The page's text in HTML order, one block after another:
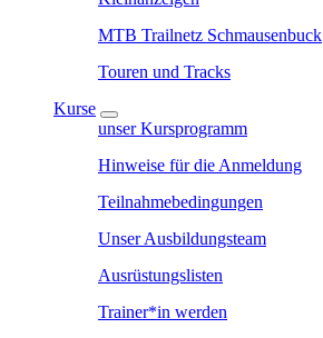
MTB Trailnetz Schmausenbuck
Touren und Tracks
Kurse
unser Kursprogramm
Hinweise für die Anmeldung
Teilnahmebedingungen
Unser Ausbildungsteam
Ausrüstungslisten
Trainer*in werden